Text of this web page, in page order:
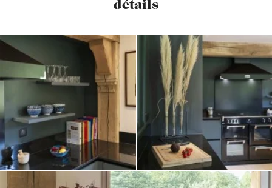
détails